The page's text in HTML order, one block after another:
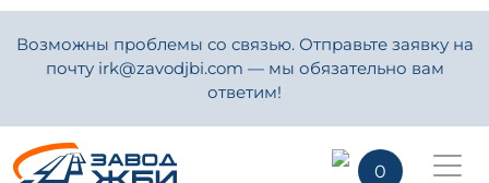
Возможны проблемы со связью. Отправьте заявку на
почту irk@zavodjbi.com — мы обязательно вам
ответим!
0